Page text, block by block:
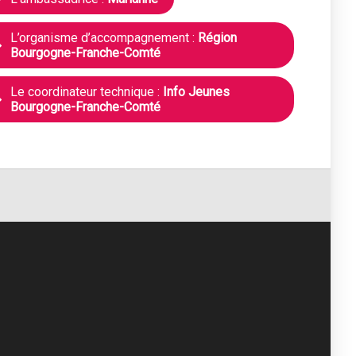
L’organisme d’accompagnement : Région
Bourgogne-Franche-Comté
Le coordinateur technique : Info Jeunes
Bourgogne-Franche-Comté